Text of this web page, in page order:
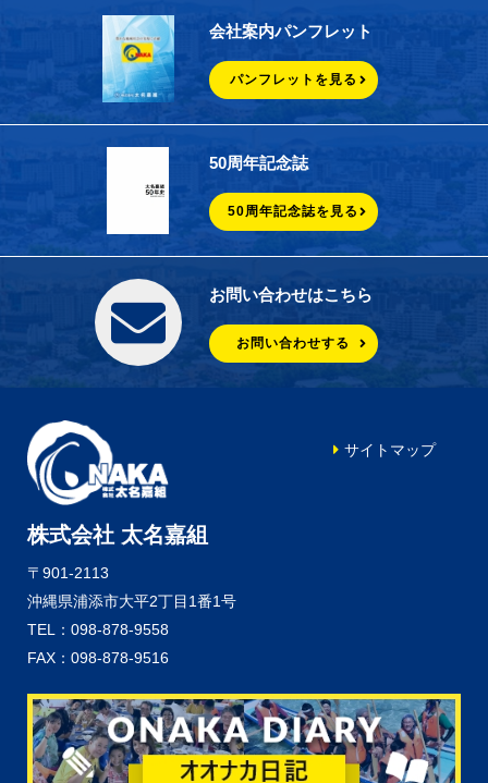
会社案内パンフレット
パンフレットを見る
50周年記念誌
50周年記念誌を見る
お問い合わせはこちら
お問い合わせする
株式会社 太名嘉組
〒901-2113
沖縄県浦添市大平2丁目1番1号
TEL：098-878-9558
FAX：098-878-9516
サイトマップ